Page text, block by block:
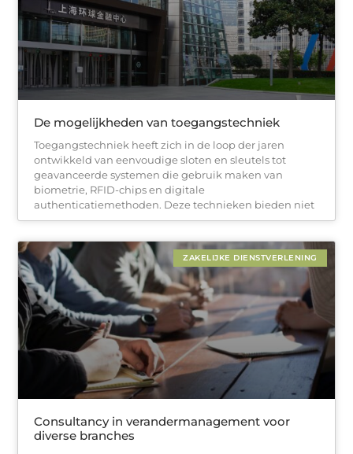
De mogelijkheden van toegangstechniek
Toegangstechniek heeft zich in de loop der jaren
ontwikkeld van eenvoudige sloten en sleutels tot
geavanceerde systemen die gebruik maken van
biometrie, RFID-chips en digitale
authenticatiemethoden. Deze technieken bieden niet
ZAKELIJKE DIENSTVERLENING
Consultancy in verandermanagement voor
diverse branches